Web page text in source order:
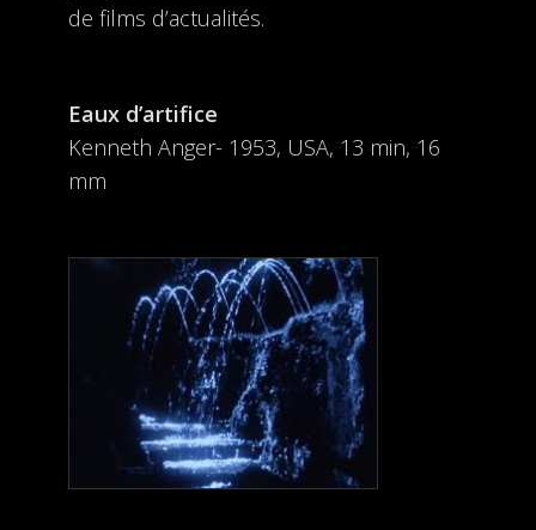
de films d’actualités.
Eaux d’artifice
Kenneth Anger- 1953, USA, 13 min, 16
mm